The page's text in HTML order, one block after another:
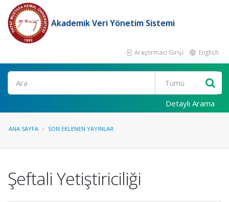
Akademik Veri Yönetim Sistemi
Araştırmacı Girişi English
Ara
Detaylı Arama
ANA SAYFA SON EKLENEN YAYINLAR
Şeftali Yetiştiriciliği